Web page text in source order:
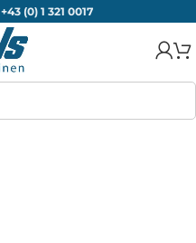
+43 (0) 1 321 0017